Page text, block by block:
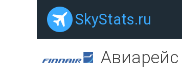
SkyStats.ru
Авиарейс